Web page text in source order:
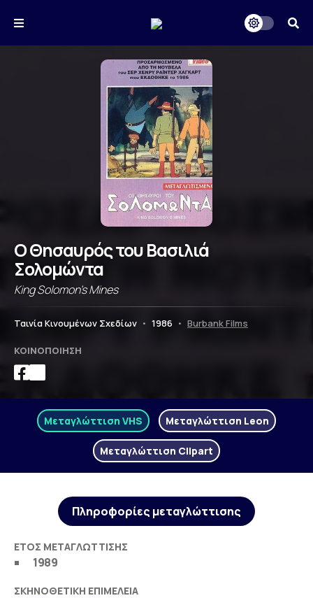
Ο Θησαυρός του Βασιλιά
Σολομώντα
King Solomon's Mines
Ταινία Κινουμένων Σχεδίων • 1986 • Burbank Films
ΚΟΙΝΟΠΟΊΗΣΗ
Μεταγλώττιση VHS Μεταγλώττιση Leon
Μεταγλώττιση Clipart
Πληροφορίες μεταγλώττισης
ΈΤΟΣ ΜΕΤΑΓΛΏΤΤΙΣΗΣ
1989
ΣΚΗΝΟΘΕΤΙΚΉ ΕΠΙΜΈΛΕΙΑ